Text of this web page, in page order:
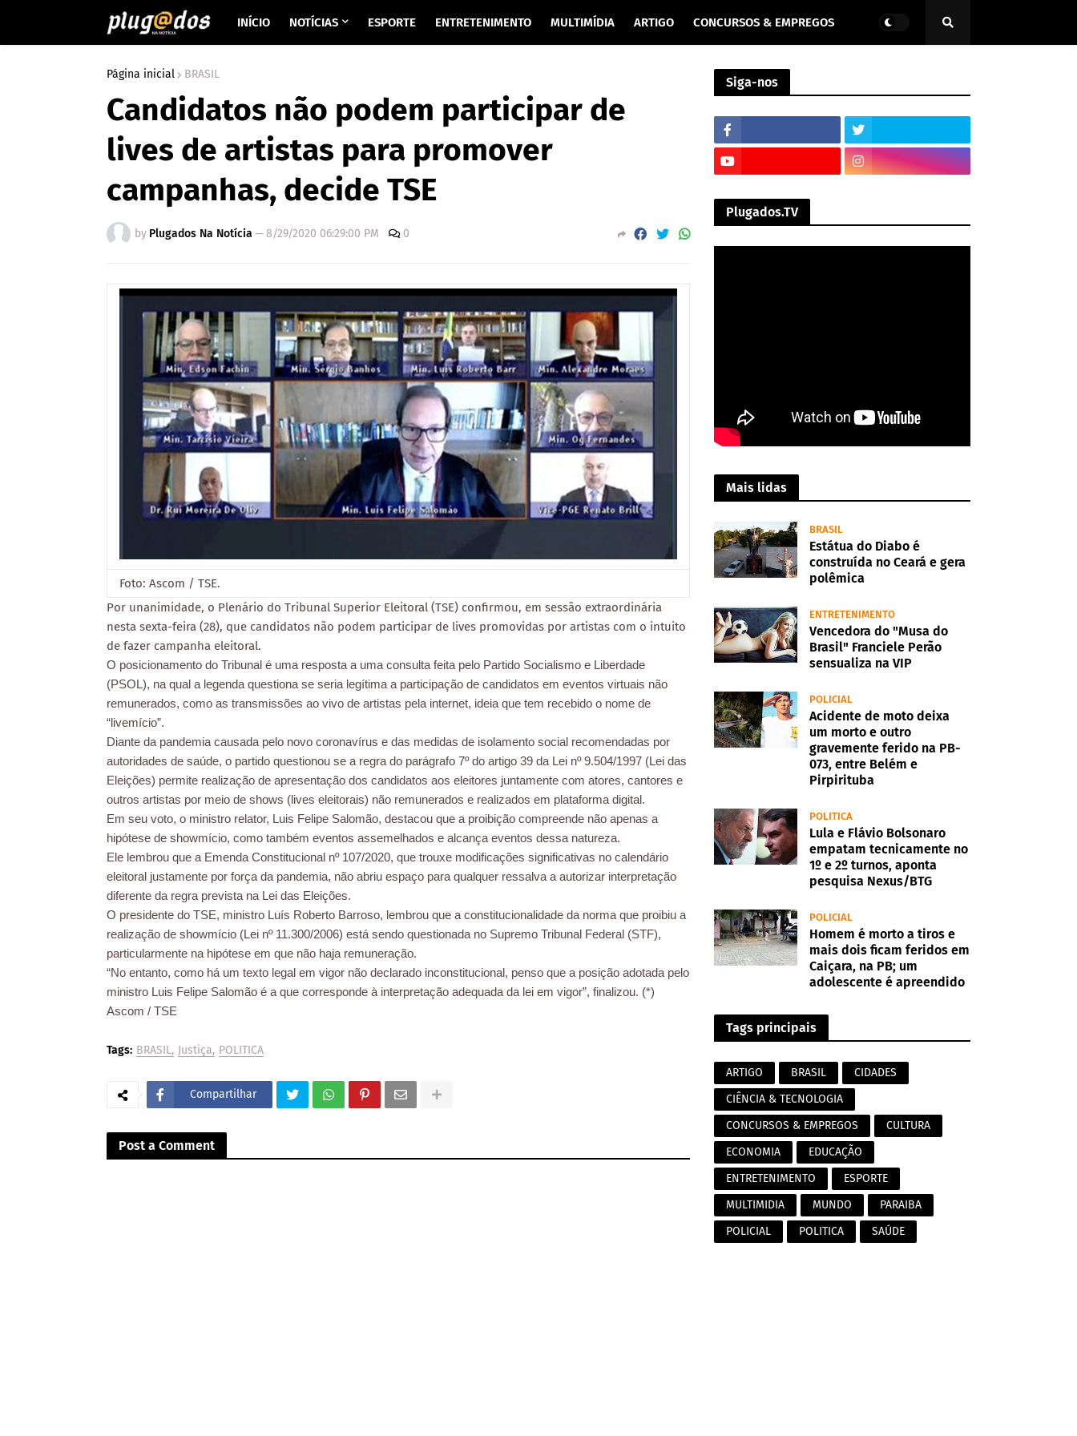
INÍCIO NOTÍCIAS ESPORTE ENTRETENIMENTO MULTIMÍDIA ARTIGO CONCURSOS & EMPREGOS
Página inicial BRASIL
Candidatos não podem participar de
lives de artistas para promover
campanhas, decide TSE
by Plugados Na Notícia —8/29/2020 06:29:00 PM 0
Foto: Ascom / TSE.
Por unanimidade, o Plenário do Tribunal Superior Eleitoral (TSE) confirmou, em sessão extraordinária
nesta sexta-feira (28), que candidatos não podem participar de lives promovidas por artistas com o intuito
de fazer campanha eleitoral.
O posicionamento do Tribunal é uma resposta a uma consulta feita pelo Partido Socialismo e Liberdade
(PSOL), na qual a legenda questiona se seria legítima a participação de candidatos em eventos virtuais não
remunerados, como as transmissões ao vivo de artistas pela internet, ideia que tem recebido o nome de
“livemício”.
Diante da pandemia causada pelo novo coronavírus e das medidas de isolamento social recomendadas por
autoridades de saúde, o partido questionou se a regra do parágrafo 7º do artigo 39 da Lei nº 9.504/1997 (Lei das
Eleições) permite realização de apresentação dos candidatos aos eleitores juntamente com atores, cantores e
outros artistas por meio de shows (lives eleitorais) não remunerados e realizados em plataforma digital.
Em seu voto, o ministro relator, Luis Felipe Salomão, destacou que a proibição compreende não apenas a
hipótese de showmício, como também eventos assemelhados e alcança eventos dessa natureza.
Ele lembrou que a Emenda Constitucional nº 107/2020, que trouxe modificações significativas no calendário
eleitoral justamente por força da pandemia, não abriu espaço para qualquer ressalva a autorizar interpretação
diferente da regra prevista na Lei das Eleições.
O presidente do TSE, ministro Luís Roberto Barroso, lembrou que a constitucionalidade da norma que proibiu a
realização de showmício (Lei nº 11.300/2006) está sendo questionada no Supremo Tribunal Federal (STF),
particularmente na hipótese em que não haja remuneração.
“No entanto, como há um texto legal em vigor não declarado inconstitucional, penso que a posição adotada pelo
ministro Luis Felipe Salomão é a que corresponde à interpretação adequada da lei em vigor”, finalizou. (*)
Ascom / TSE
Tags: BRASIL Justiça POLITICA
Compartilhar
Post a Comment
Siga-nos
Plugados.TV
Mais lidas
BRASIL
Estátua do Diabo é
construída no Ceará e gera
polêmica
ENTRETENIMENTO
Vencedora do "Musa do
Brasil" Franciele Perão
sensualiza na VIP
POLICIAL
Acidente de moto deixa
um morto e outro
gravemente ferido na PB-
073, entre Belém e
Pirpirituba
POLITICA
Lula e Flávio Bolsonaro
empatam tecnicamente no
1º e 2º turnos, aponta
pesquisa Nexus/BTG
POLICIAL
Homem é morto a tiros e
mais dois ficam feridos em
Caiçara, na PB; um
adolescente é apreendido
Tags principais
ARTIGO BRASIL
CIDADES
CIÊNCIA & TECNOLOGIA
CONCURSOS & EMPREGOS
CULTURA
ECONOMIA
EDUCAÇÃO
ENTRETENIMENTO
ESPORTE
MULTIMIDIA
MUNDO
PARAIBA
POLICIAL
POLITICA SAÚDE